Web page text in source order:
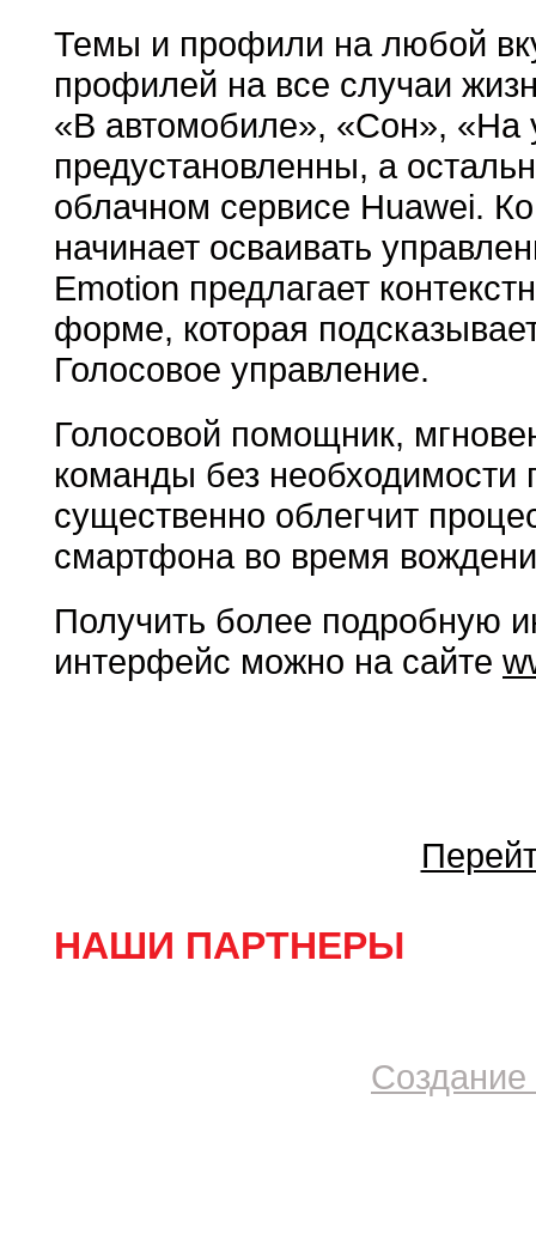
Темы и профили на любой
профилей на все случаи
«В автомобиле», «Сон»,
предустановленны, а
облачном сервисе Huawei.
начинает осваивать
Emotion предлагает
форме, которая
Голосовое управление.
Голосовой помощник,
команды без необходимости
существенно облегчит
смартфона во время
Получить более подробную
интерфейс можно на сайте
НАШИ ПАРТНЕРЫ
Создание